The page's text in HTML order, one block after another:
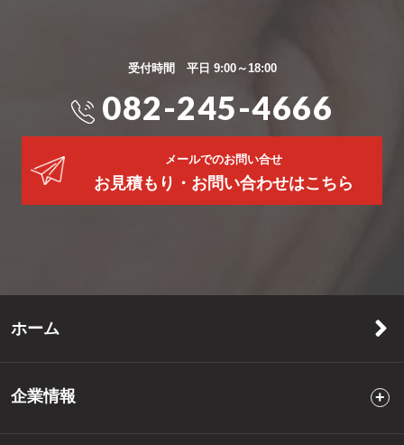
受付時間 平日 9:00～18:00
082-245-4666
メールでのお問い合せ
お見積もり・お問い合わせはこちら
ホーム
企業情報